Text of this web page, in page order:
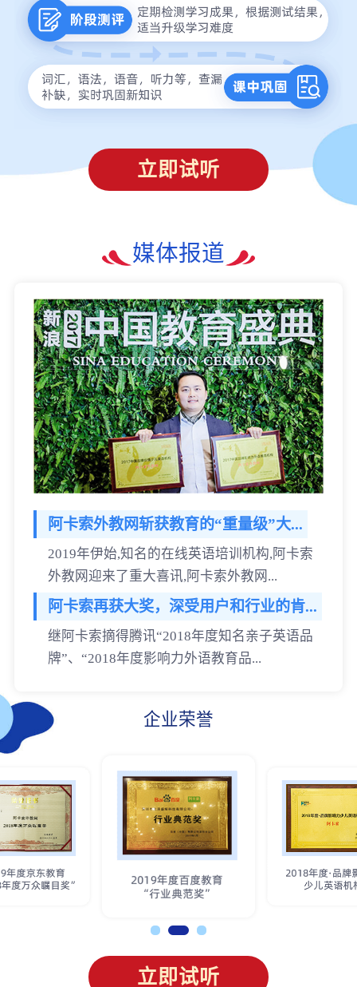
立即试听
媒体报道
阿卡索外教网斩获教育的“重量级”大...
2019年伊始,知名的在线英语培训机构,阿卡索
外教网迎来了重大喜讯,阿卡索外教网...
阿卡索再获大奖，深受用户和行业的肯...
继阿卡索摘得腾讯“2018年度知名亲子英语品
牌”、“2018年度影响力外语教育品...
企业荣誉
立即试听